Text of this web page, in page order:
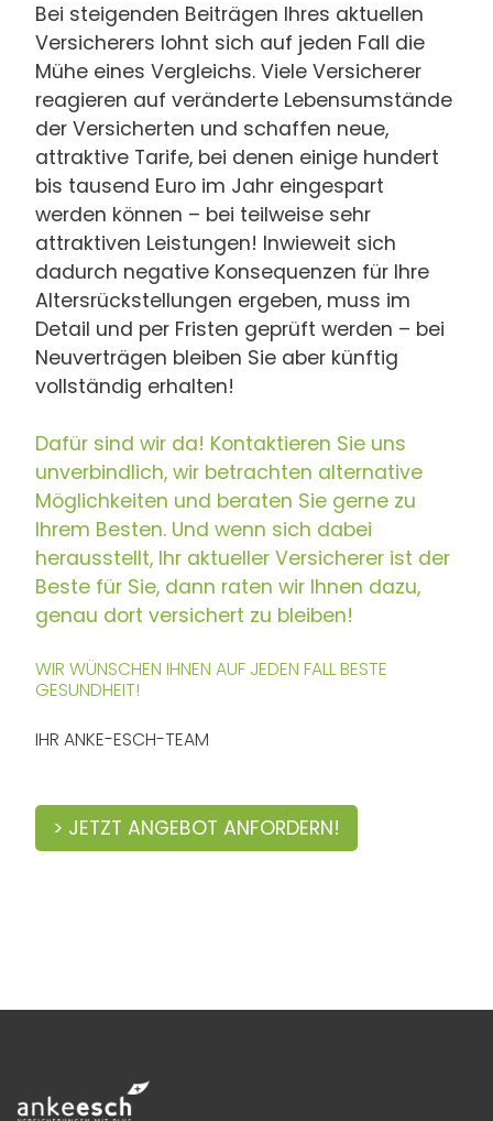
Bei steigenden Beiträgen Ihres aktuellen
Versicherers lohnt sich auf jeden Fall die
Mühe eines Vergleichs. Viele Versicherer
reagieren auf veränderte Lebensumstände
der Versicherten und schaffen neue,
attraktive Tarife, bei denen einige hundert
bis tausend Euro im Jahr eingespart
werden können – bei teilweise sehr
attraktiven Leistungen! Inwieweit sich
dadurch negative Konsequenzen für Ihre
Altersrückstellungen ergeben, muss im
Detail und per Fristen geprüft werden – bei
Neuverträgen bleiben Sie aber künftig
vollständig erhalten!
Dafür sind wir da! Kontaktieren Sie uns
unverbindlich, wir betrachten alternative
Möglichkeiten und beraten Sie gerne zu
Ihrem Besten. Und wenn sich dabei
herausstellt, Ihr aktueller Versicherer ist der
Beste für Sie, dann raten wir Ihnen dazu,
genau dort versichert zu bleiben!
WIR WÜNSCHEN IHNEN AUF JEDEN FALL BESTE
GESUNDHEIT!
IHR ANKE-ESCH-TEAM
> JETZT ANGEBOT ANFORDERN!